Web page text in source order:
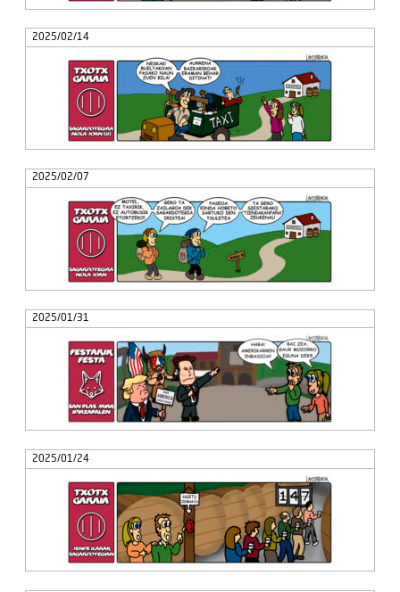
2025/02/14
2025/02/07
2025/01/31
2025/01/24